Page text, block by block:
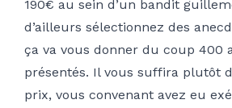
190€ au sein d’un bandit
d’ailleurs sélectionnez des
ça va vous donner du coup 400
présentés. Il vous suffira plutôt
prix, vous convenant avez eu